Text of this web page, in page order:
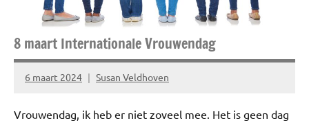
8 maart Internationale Vrouwendag
6 maart 2024 Susan Veldhoven
Geen
Vrouwendag, ik heb er niet zoveel mee. Het is geen dag